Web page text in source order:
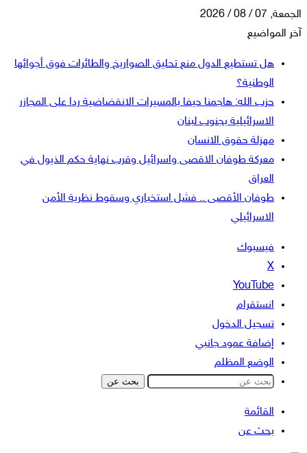
الجمعة, 07 / 08 / 2026
آخر المواضيع
هل تستطيع الدول منع تحليق الصواريخ والطائرات فوق أجوائها
الوطنية؟
حزب الله: هاجمنا حيفا بالمسيرات الانقضاضية ردا على المجازر
الاسرائيلية بجنوب لبنان
مهزلة حقوق الانسان
معركة طوفان الاقصى واسرائيل وقرب نهاية حكم الذيول في
العراق
طوفان الأقصى .. فشل استخباري وسقوط نظرية الأمن
الاسرائيلي
فيسبوك
‫X
‫YouTube
انستقرام
تسجيل الدخول
إضافة عمود جانبي
الوضع المظلم
بحث عن
القائمة
بحث عن